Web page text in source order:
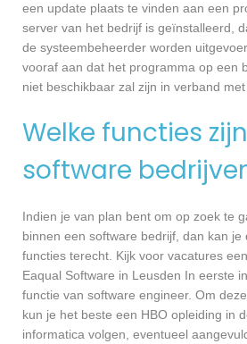
een update plaats te vinden aan een
server van het bedrijf is geïnstalleerd,
de systeembeheerder worden
vooraf aan dat het programma op een
niet beschikbaar zal zijn in verband
Welke functies
software
Indien je van plan bent om op zoek te
binnen een software bedrijf, dan kan je
functies terecht. Kijk voor vacatures
Eaqual Software in Leusden In eerste
functie van software engineer. Om
kun je het beste een HBO opleiding in
informatica volgen, eventueel